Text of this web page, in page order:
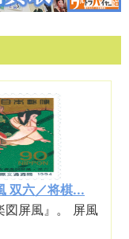
双六／将棋...
図屏風』。 屏風